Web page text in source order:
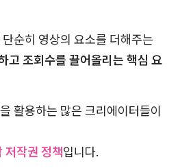
순히 영상의 요소를 더해주는
고 조회수를 끌어올리는 핵심 요
활용하는 많은 크리에이터들이
저작권 정책입니다.